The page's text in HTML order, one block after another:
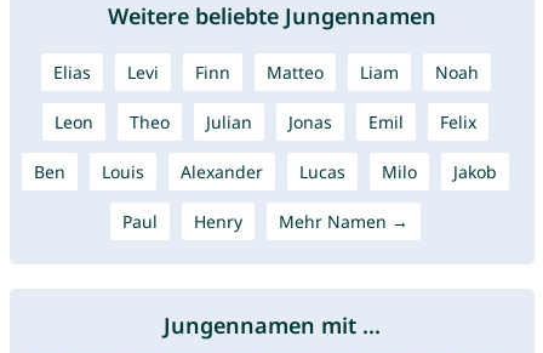
Weitere beliebte Jungennamen
Elias Levi Finn Matteo Liam Noah
Leon Theo Julian Jonas Emil Felix
Ben Louis Alexander Lucas Milo Jakob
Paul Henry Mehr Namen →
Jungennamen mit ...